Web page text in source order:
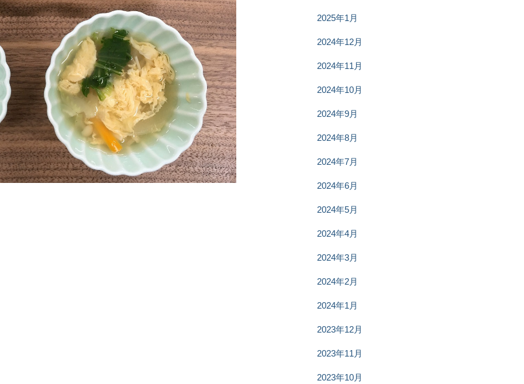
2025年1月
2024年12月
2024年11月
2024年10月
2024年9月
2024年8月
2024年7月
2024年6月
2024年5月
2024年4月
2024年3月
2024年2月
2024年1月
2023年12月
2023年11月
2023年10月